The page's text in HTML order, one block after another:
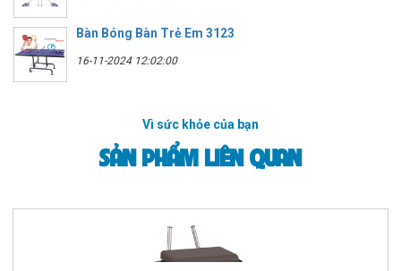
Bàn Bóng Bàn Trẻ Em 3123
16-11-2024 12:02:00
Vì sức khỏe của bạn
SẢN PHẨM LIÊN QUAN